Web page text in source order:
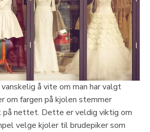
å vite om man har valgt
om fargen på kjolen stemmer
på nettet. Dette er veldig viktig om
velge kjoler til brudepiker som